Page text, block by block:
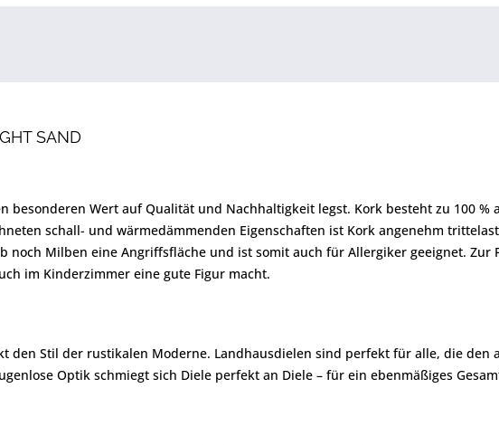
SAND
Wert auf Qualität und Nachhaltigkeit legst. Kork besteht zu 100 %
schall- und wärmedämmenden Eigenschaften ist Kork angenehm
noch Milben eine Angriffsfläche und ist somit auch für Allergiker geeignet. Zur
im Kinderzimmer eine gute Figur macht.
den Stil der rustikalen Moderne. Landhausdielen sind perfekt für alle, die den
Optik schmiegt sich Diele perfekt an Diele – für ein ebenmäßiges